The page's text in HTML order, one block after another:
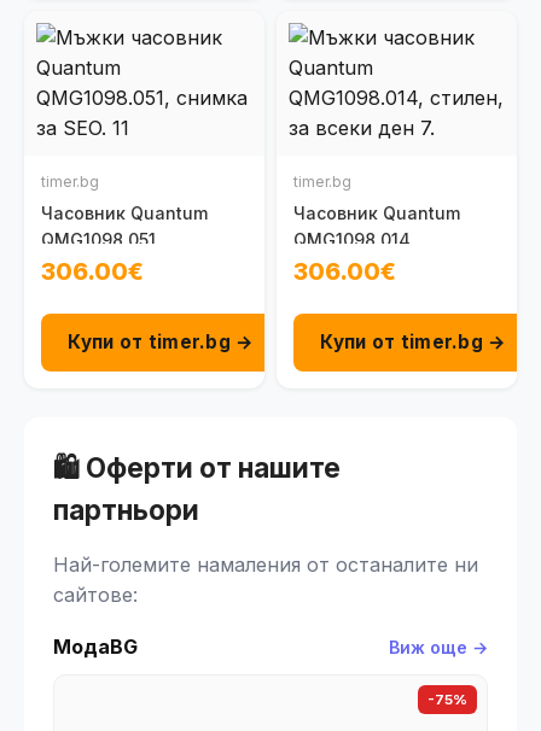
timer.bg
Часовник Quantum
QMG1098.051
306.00€
Купи от timer.bg →
timer.bg
Часовник Quantum
QMG1098.014
306.00€
Купи от timer.bg →
🛍️ Оферти от нашите
партньори
Най-големите намаления от останалите ни
сайтове:
МодаBG Виж още →
-75%